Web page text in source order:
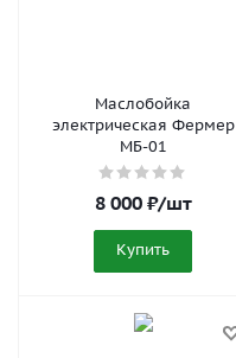
Маслобойка
электрическая Фермер
МБ-01
8 000₽/шт
Купить